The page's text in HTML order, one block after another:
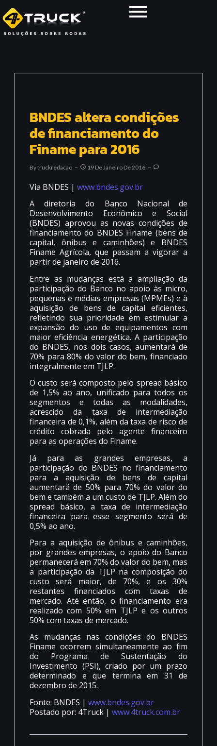
BNDES altera condições
de financiamento do
Finame para 2016
ByTruckredacao 19 De Janeiro De 2016
Via BNDES | www.bndes.gov.br
A diretoria do Banco Nacional de
Desenvolvimento Econômico e Social
(BNDES) aprovou as novas condições de
financiamento do BNDES Finame (bens de
capital, ônibus e caminhões) e BNDES
Finame Agrícola, que passam a vigorar a
partir de janeiro de 2016.
Entre as mudanças está a ampliação da
participação do Banco no apoio às micro,
pequenas e médias empresas (MPMEs) e à
aquisição de bens de capital eficientes,
refletindo sua prioridade em estimular a
expansão do uso de equipamentos com
maior eficiência energética. A participação
do BNDES, nos dois casos, aumentará de
70% para 80% do valor do bem, financiado
integralmente em TJLP.
O custo será composto pelo spread básico
de 1,5% ao ano, unificado para todos os
segmentos e todas as modalidades,
acrescido da taxa de intermediação
financeira de 0,1%, além da taxa de risco de
crédito cobrada pelo agente financeiro
para as operações do Finame.
Já para as grandes empresas, a
participação do BNDES no financiamento
para a aquisição de bens de capital
aumentará de 50% para 70% do valor do
bem e também a um custo de TJLP. Além do
spread básico, a taxa de intermediação
financeira para esse segmento será de
0,5% ao ano.
Para a aquisição de ônibus e caminhões,
por grandes empresas, o apoio do Banco
permanecerá em 70% do valor do bem, mas
a participação da TJLP na composição do
custo será maior, de 70%, e os 30%
restantes financiados com taxas de
mercado. Até então, o financiamento era
realizado com 50% em TJLP e os outros
50% com taxas de mercado.
As mudanças nas condições do BNDES
Finame ocorrem simultaneamente ao fim
do Programa de Sustentação do
Investimento (PSI), criado por um prazo
determinado e que termina em 31 de
dezembro de 2015.
Fonte: BNDES | www.bndes.gov.br
Postado por: 4Truck | www.4truck.com.br